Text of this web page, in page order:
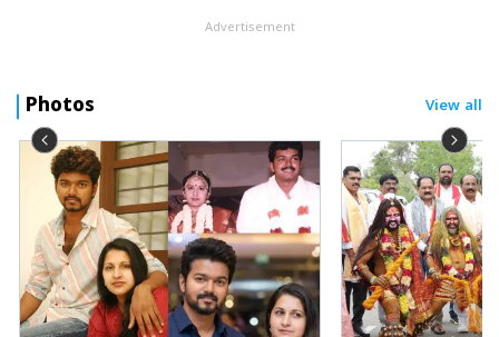
Advertisement
Photos View all